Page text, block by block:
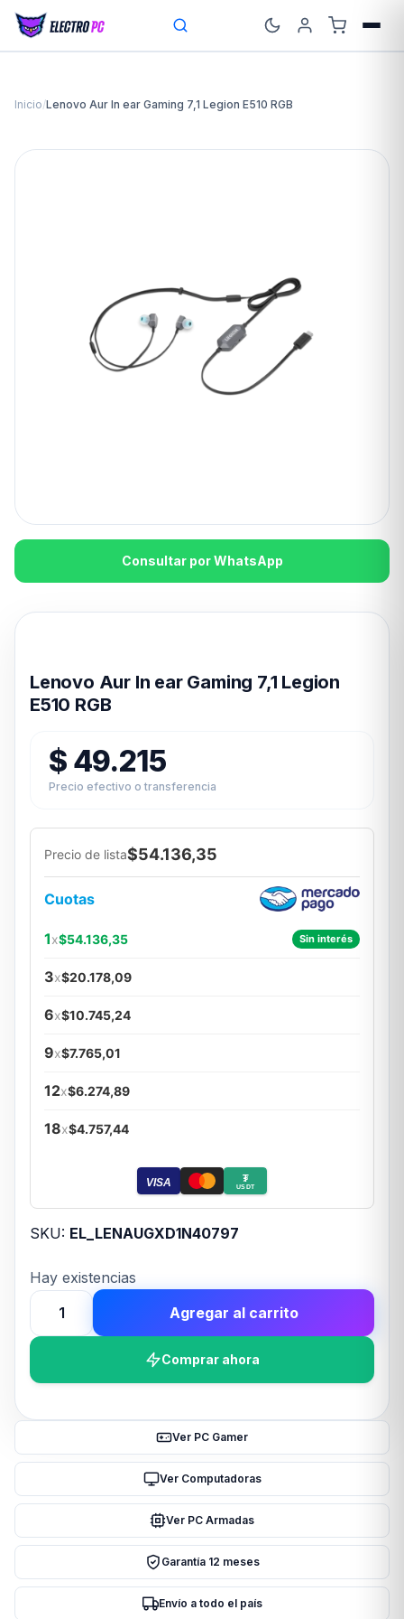
Inicio/Lenovo Aur In ear Gaming 7,1 Legion E510 RGB
Consultar por WhatsApp
Lenovo Aur In ear Gaming 7,1 Legion
E510 RGB
$ 49.215
Precio efectivo o transferencia
Precio de lista$54.136,35
Cuotas
1x$54.136,35 Sin interés
3x$20.178,09
6x$10.745,24
9x$7.765,01
12x$6.274,89
18x$4.757,44
VISA ₮
USDT
SKU: EL_LENAUGXD1N40797
Hay existencias
Lenovo
Aur
Legion
RGB
Agregar al carrito
Comprar ahora
Ver PC Gamer
Ver Computadoras
Ver PC Armadas
Garantía 12 meses
Envío a todo el país